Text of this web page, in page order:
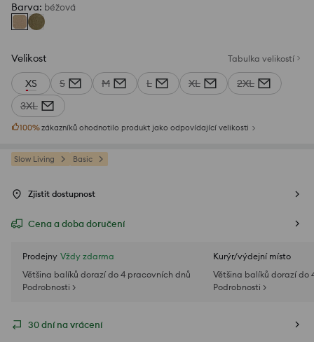
Barva: béžová
Velikost Tabulka velikostí
XS S M L XL
2XL
3XL
100%zákazníků ohodnotilo produkt jako odpovídající velikosti
Slow Living Basic
Zjistit dostupnost
Cena a doba doručení
Prodejny Vždy zdarma
Většina balíků dorazí do 4 pracovních dnů
Podrobnosti >
Kurýr/výdejní místo
Většina balíků dorazí do
Podrobnosti >
30 dní na vrácení